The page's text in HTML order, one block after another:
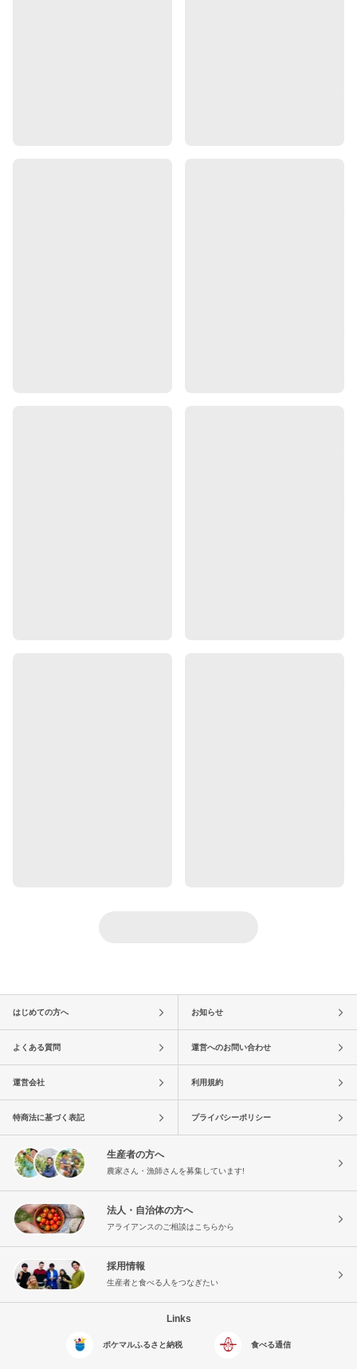
はじめての方へ お知らせ
よくある質問 運営へのお問い合わせ
運営会社 利用規約
特商法に基づく表記 プライバシーポリシー
生産者の方へ
農家さん・漁師さんを募集しています!
法人・自治体の方へ
アライアンスのご相談はこちらから
採用情報
生産者と食べる人をつなぎたい
Links
ポケマルふるさと納税 食べる通信